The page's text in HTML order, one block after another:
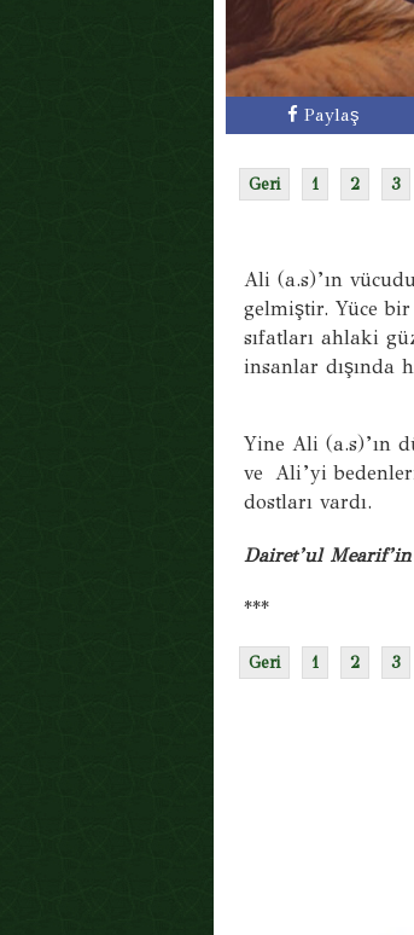
Paylaş
Geri 1 2 3
Ali (a.s)’ın
gelmiştir. Yüce
sıfatları ahlaki
insanlar dışında
Yine Ali (a.s)’ın
ve Ali’yi
dostları vardı.
Dairet’ul
***
Geri 1 2 3